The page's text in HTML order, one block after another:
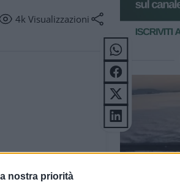
nostra priorità
4kVisualizzazioni